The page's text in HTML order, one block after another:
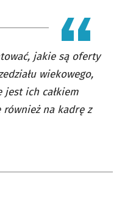
jakie są oferty
wiekowego,
jest ich całkiem
na kadrę z